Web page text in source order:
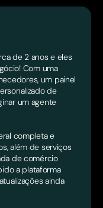
de 2 anos e eles
Com uma
um painel
de
um agente
completa e
além de serviços
de comércio
a plataforma
ainda